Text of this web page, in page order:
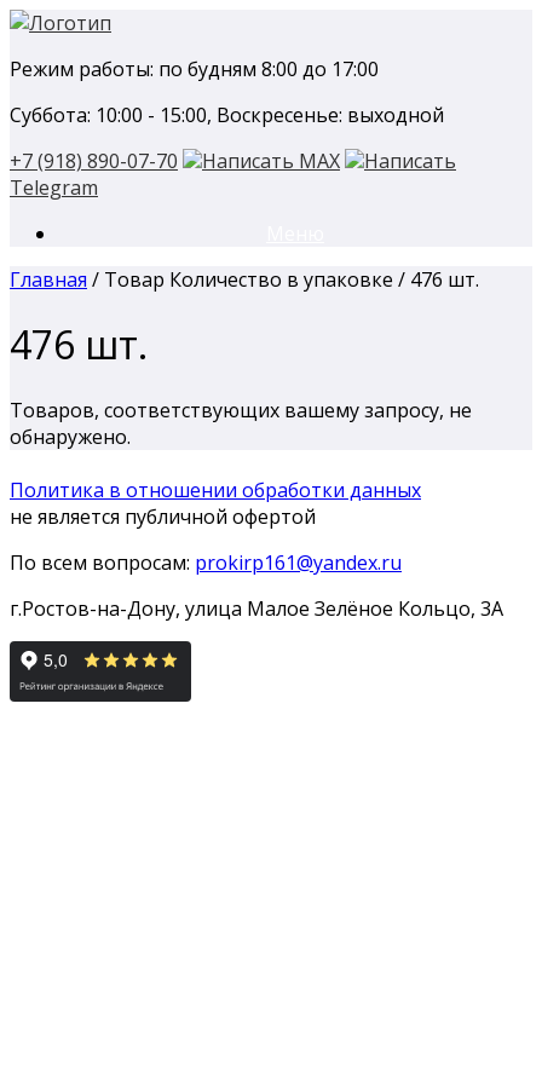
Перейти
содержанию
Режим работы: по будням 8:00 до 17:00
Суббота: 10:00 - 15:00, Воскресенье: выходной
+7 (918) 890-07-70
Написать MAX
Написать
Telegram
Главная / Товар Количество в упаковке / 476 шт.
476 шт.
Товаров, соответствующих вашему запросу, не
обнаружено.
Политика в отношении обработки данных
не является публичной офертой
По всем вопросам: prokirp161@yandex.ru
г.Ростов-на-Дону, улица Малое Зелёное Кольцо, 3А